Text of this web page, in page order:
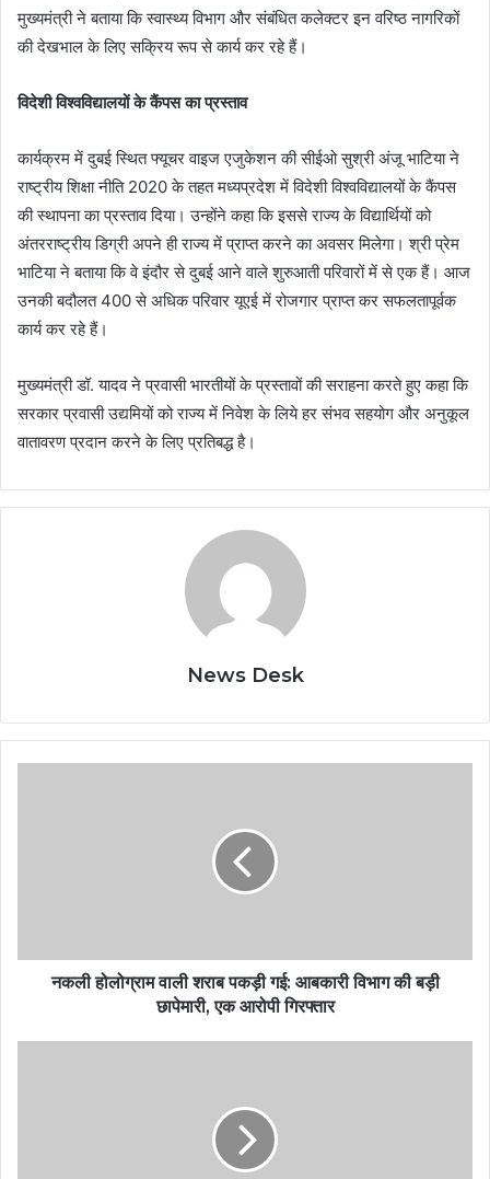
मुख्यमंत्री ने बताया कि स्वास्थ्य विभाग और संबंधित कलेक्टर इन वरिष्ठ नागरिकों
की देखभाल के लिए सक्रिय रूप से कार्य कर रहे हैं।
विदेशी विश्वविद्यालयों के कैंपस का प्रस्ताव
कार्यक्रम में दुबई स्थित फ्यूचर वाइज एजुकेशन की सीईओ सुश्री अंजू भाटिया ने
राष्ट्रीय शिक्षा नीति 2020 के तहत मध्यप्रदेश में विदेशी विश्वविद्यालयों के कैंपस
की स्थापना का प्रस्ताव दिया। उन्होंने कहा कि इससे राज्य के विद्यार्थियों को
अंतरराष्ट्रीय डिग्री अपने ही राज्य में प्राप्त करने का अवसर मिलेगा। श्री प्रेम
भाटिया ने बताया कि वे इंदौर से दुबई आने वाले शुरुआती परिवारों में से एक हैं। आज
उनकी बदौलत 400 से अधिक परिवार यूएई में रोजगार प्राप्त कर सफलतापूर्वक
कार्य कर रहे हैं।
मुख्यमंत्री डॉ. यादव ने प्रवासी भारतीयों के प्रस्तावों की सराहना करते हुए कहा कि
सरकार प्रवासी उद्यमियों को राज्य में निवेश के लिये हर संभव सहयोग और अनुकूल
वातावरण प्रदान करने के लिए प्रतिबद्ध है।
News Desk
नकली होलोग्राम वाली शराब पकड़ी गई: आबकारी विभाग की बड़ी
छापेमारी, एक आरोपी गिरफ्तार